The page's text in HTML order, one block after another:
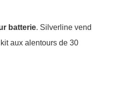
batterie. Silverline vend
aux alentours de 30